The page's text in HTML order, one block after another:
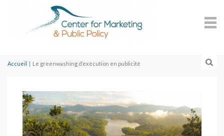
Accueil | Le greenwashing d’exécution en publicité